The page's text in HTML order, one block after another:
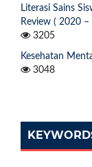
Literasi Sains
Review ( 2020 –
3205
Kesehatan
3048